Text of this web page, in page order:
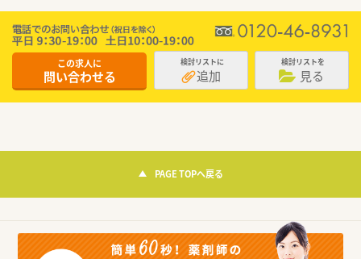
この求人に
問い合わせる
検討リストに
追加
検討リストを
見る
PAGE TOPへ戻る